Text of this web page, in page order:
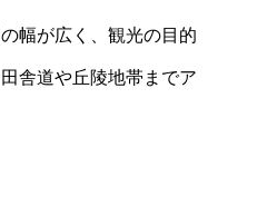
幅が広く、観光の目的
舎道や丘陵地帯までア